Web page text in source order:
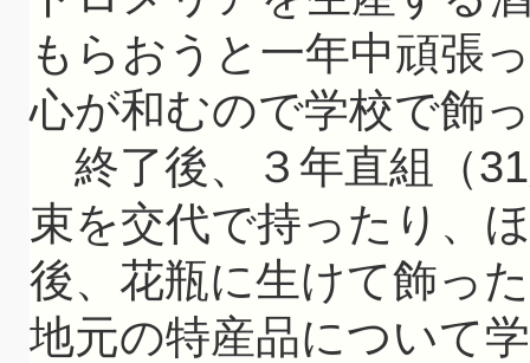
もらおうと一年中頑張
心が和むので学校で飾
終了後、３年直組（
束を交代で持ったり、
後、花瓶に生けて飾っ
地元の特産品について